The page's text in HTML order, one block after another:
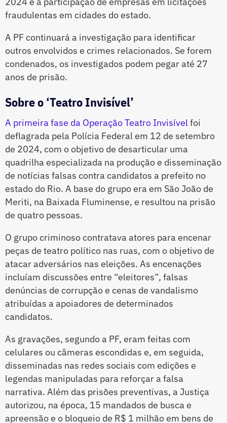
fraudulentas em cidades do estado.
A PF continuará a investigação para identificar
outros envolvidos e crimes relacionados. Se forem
condenados, os investigados podem pegar até 27
anos de prisão.
Sobre o ‘Teatro Invisível’
A primeira fase da Operação Teatro Invisívelfoi
deflagrada pela Polícia Federal em 12 de setembro
de 2024, com o objetivo de desarticular uma
quadrilha especializada na produção e disseminação
de notícias falsas contra candidatos a prefeito no
estado do Rio. A base do grupo era em São João de
Meriti, na Baixada Fluminense, e resultou na prisão
de quatro pessoas.
O grupo criminoso contratava atores para encenar
peças de teatro político nas ruas, com o objetivo de
atacar adversários nas eleições. As encenações
incluíam discussões entre “eleitores”, falsas
denúncias de corrupção e cenas de vandalismo
atribuídas a apoiadores de determinados
candidatos.
As gravações, segundo a PF, eram feitas com
celulares ou câmeras escondidas e, em seguida,
disseminadas nas redes sociais com edições e
legendas manipuladas para reforçar a falsa
narrativa. Além das prisões preventivas, a Justiça
autorizou, na época, 15 mandados de busca e
apreensão e o bloqueio de R$ 1 milhão em bens de